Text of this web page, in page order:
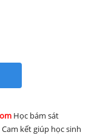
Học bám sát
kết giúp học sinh